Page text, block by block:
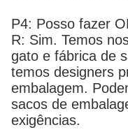
P4: Posso fazer
R: Sim. Temos
gato e fábrica de
temos designers
embalagem.
sacos de
exigências.